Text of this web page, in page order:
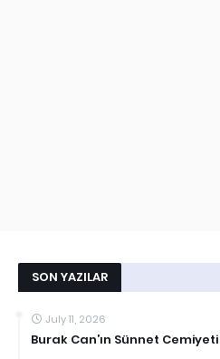
SON YAZILAR
July 11, 2026
Burak Can’ın Sünnet